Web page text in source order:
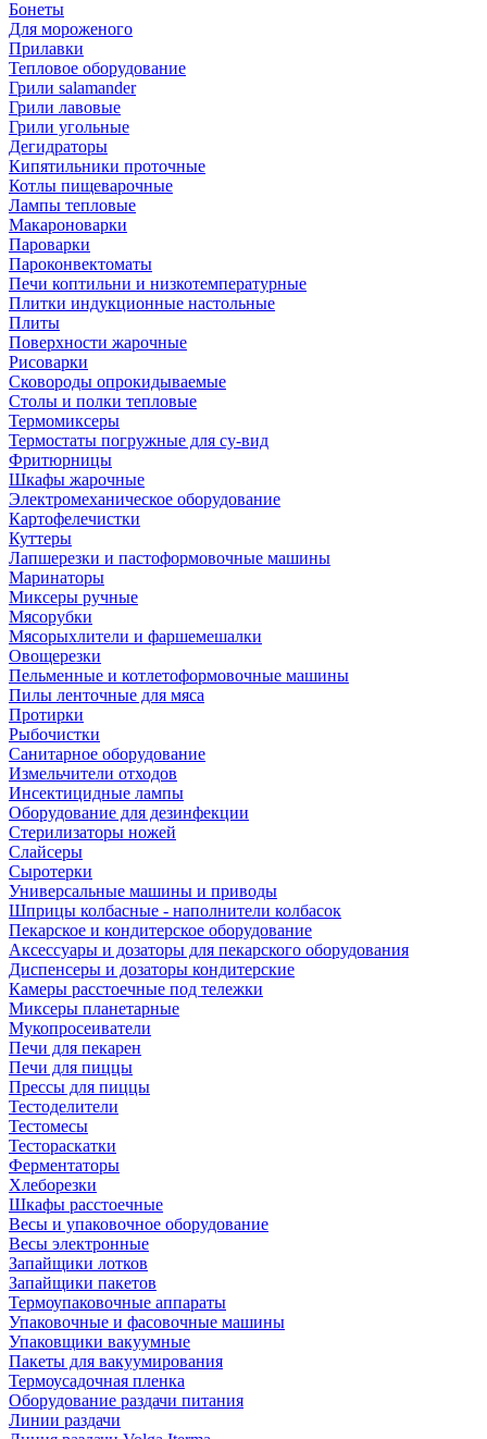
Бонеты
Для мороженого
Прилавки
Тепловое оборудование
Грили salamander
Грили лавовые
Грили угольные
Дегидраторы
Кипятильники проточные
Котлы пищеварочные
Лампы тепловые
Макароноварки
Пароварки
Пароконвектоматы
Печи коптильни и низкотемпературные
Плитки индукционные настольные
Плиты
Поверхности жарочные
Рисоварки
Сковороды опрокидываемые
Столы и полки тепловые
Термомиксеры
Термостаты погружные для су-вид
Фритюрницы
Шкафы жарочные
Электромеханическое оборудование
Картофелечистки
Куттеры
Лапшерезки и пастоформовочные машины
Маринаторы
Миксеры ручные
Мясорубки
Мясорыхлители и фаршемешалки
Овощерезки
Пельменные и котлетоформовочные машины
Пилы ленточные для мяса
Протирки
Рыбочистки
Санитарное оборудование
Измельчители отходов
Инсектицидные лампы
Оборудование для дезинфекции
Стерилизаторы ножей
Слайсеры
Сыротерки
Универсальные машины и приводы
Шприцы колбасные - наполнители колбасок
Пекарское и кондитерское оборудование
Аксессуары и дозаторы для пекарского оборудования
Диспенсеры и дозаторы кондитерские
Камеры расстоечные под тележки
Миксеры планетарные
Мукопросеиватели
Печи для пекарен
Печи для пиццы
Прессы для пиццы
Тестоделители
Тестомесы
Тестораскатки
Ферментаторы
Хлеборезки
Шкафы расстоечные
Весы и упаковочное оборудование
Весы электронные
Запайщики лотков
Запайщики пакетов
Термоупаковочные аппараты
Упаковочные и фасовочные машины
Упаковщики вакуумные
Пакеты для вакуумирования
Термоусадочная пленка
Оборудование раздачи питания
Линии раздачи